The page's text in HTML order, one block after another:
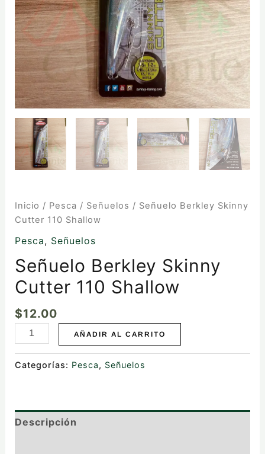
Inicio / Pesca / Señuelos / Señuelo Berkley Skinny
Cutter 110 Shallow
Pesca, Señuelos
Señuelo Berkley Skinny
Cutter 110 Shallow
$12.00
AÑADIR AL CARRITO
Categorías: Pesca, Señuelos
Descripción